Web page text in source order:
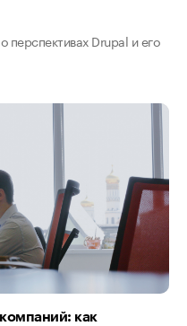
перспективах Drupal и его
как